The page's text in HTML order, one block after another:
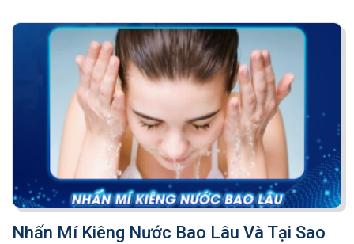
Nhấn Mí Kiêng Nước Bao Lâu Và Tại Sao